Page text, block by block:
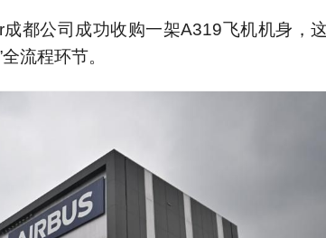
都公司成功收购一架A319飞机机身，
流程环节。